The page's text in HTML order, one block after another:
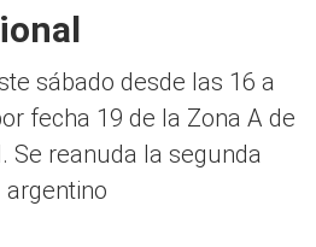
sábado desde las 16 a
fecha 19 de la Zona A de
Se reanuda la segunda